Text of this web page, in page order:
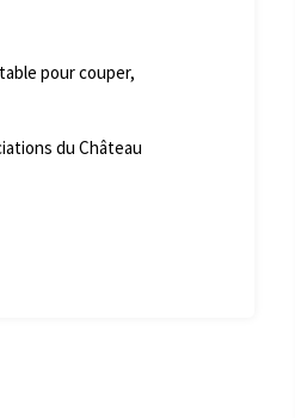
pour couper,
du Château